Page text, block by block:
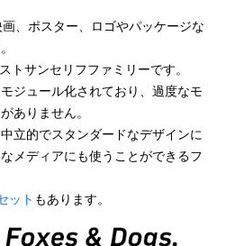
行書体
デザイン毛筆
てを表示
、ポスター、ロゴやパッケージな
トサンセリフファミリーです。
ジュール化されており、過度なモ
ありません。
立的でスタンダードなデザインに
メディアにも使うことができるフ
ット もあります。